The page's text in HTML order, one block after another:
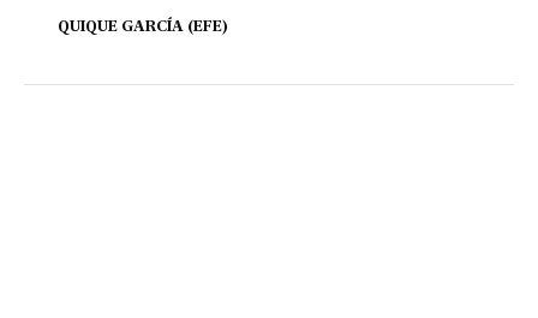
QUIQUE GARCÍA (EFE)